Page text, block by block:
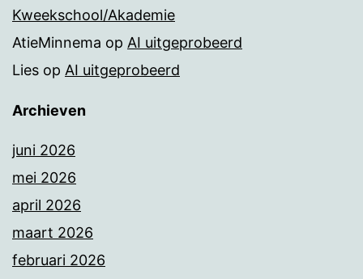
Kweekschool/Akademie
AtieMinnema op AI uitgeprobeerd
Lies op AI uitgeprobeerd
Archieven
juni 2026
mei 2026
april 2026
maart 2026
februari 2026